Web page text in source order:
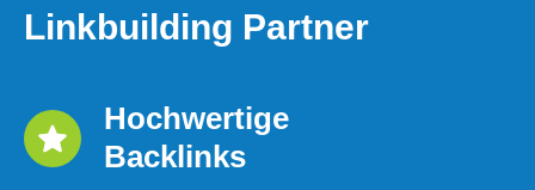
Linkbuilding Partner
Hochwertige
Backlinks